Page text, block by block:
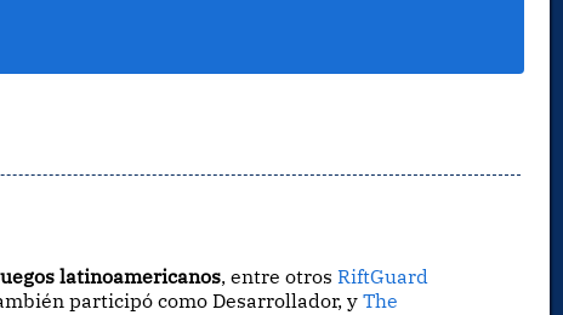
latinoamericanos, entre otros RiftGuard
participó como Desarrollador, yThe